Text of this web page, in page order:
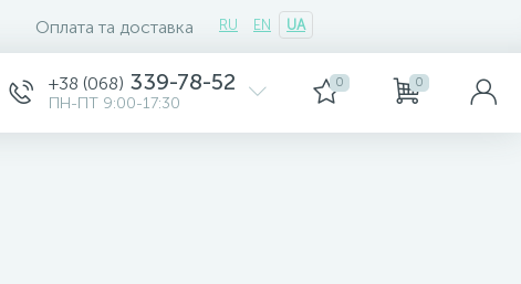
Оплата та доставка RU EN UA
+38 (068) 339-78-52
ПН-ПТ 9:00-17:30
0 0